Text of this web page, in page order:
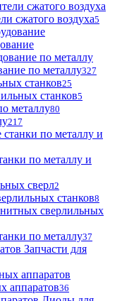
сжатого воздуха5
по металлу327
станков25
станков5
металлу80
217
по металлу и
сверл2
станков8
сверлильных
по металлу37
Запчасти для
аппаратов36